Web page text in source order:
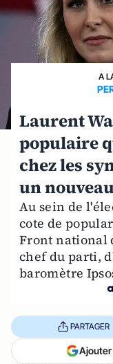
A
Laurent
populaire
chez les
un
Au sein de
cote de
Front national
chef du parti,
baromètre
PARTAGER